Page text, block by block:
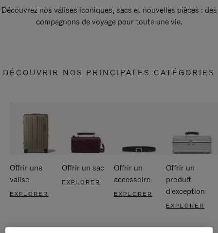
Découvrez nos valises iconiques, sacs et nouvelles pièces : des
compagnons de voyage pour toute une vie.
DÉCOUVRIR NOS PRINCIPALES CATÉGORIES
Offrir une
valise
EXPLORER
Offrir un sac
EXPLORER
Offrir un
accessoire
EXPLORER
Offrir un
produit
d'exception
EXPLORER